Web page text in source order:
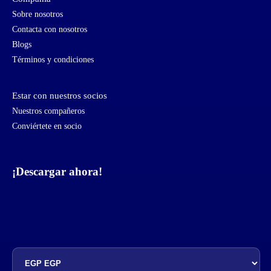
Sobre nosotros
Contacta con nosotros
Blogs
Términos y condiciones
Estar con nuestros socios
Nuestros compañeros
Conviértete en socio
¡Descargar ahora!